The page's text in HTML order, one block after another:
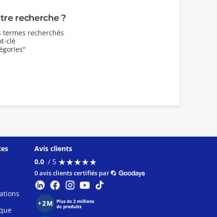
recherche ?
recherchés
clé
Avis clients
0.0 / 5 ★★★★★
★★★★★
0 avis clients certifiés par